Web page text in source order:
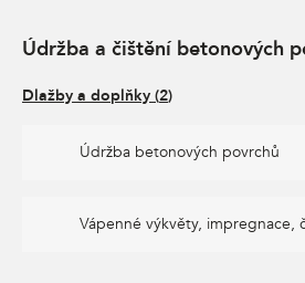
Údržba a čištění betonových
Dlažby a doplňky (2)
Údržba betonových povrchů
Vápenné výkvěty, impregnace,